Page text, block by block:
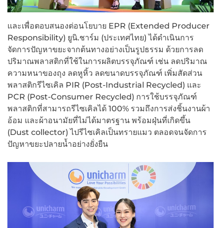
และเพื่อตอบสนองต่อนโยบาย EPR (Extended Producer
Responsibility) ยูนิ.ชาร์ม (ประเทศไทย) ได้ดำเนินการ
จัดการปัญหาขยะจากต้นทางอย่างเป็นรูปธรรม ด้วยการลด
ปริมาณพลาสติกที่ใช้ในการผลิตบรรจุภัณฑ์ เช่น ลดปริมาณ
ความหนาของถุง ลดหูหิ้ว ลดขนาดบรรจุภัณฑ์ เพิ่มสัดส่วน
พลาสติกรีไซเคิล PIR (Post-Industrial Recycled) และ
PCR (Post-Consumer Recycled) การใช้บรรจุภัณฑ์
พลาสติกที่สามารถรีไซเคิลได้ 100% รวมถึงการส่งชิ้นงานผ้า
อ้อม และผ้าอนามัยที่ไม่ได้มาตรฐาน พร้อมฝุ่นที่เกิดขึ้น
(Dust collector) ไปรีไซเคิลเป็นทรายแมว ตลอดจนจัดการ
ปัญหาขยะปลายน้ำอย่างยั่งยืน